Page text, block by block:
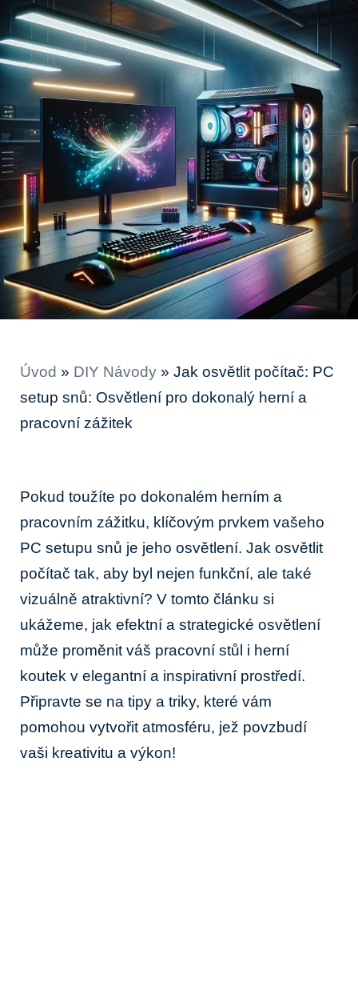
Úvod » DIY Návody » Jak osvětlit počítač: PC
setup snů: Osvětlení pro dokonalý herní a
pracovní zážitek
Pokud toužíte po dokonalém herním a
pracovním zážitku, klíčovým prvkem vašeho
PC setupu snů je jeho osvětlení. Jak osvětlit
počítač tak, aby byl nejen funkční, ale také
vizuálně atraktivní? V tomto článku si
ukážeme, jak efektní a strategické osvětlení
může proměnit váš pracovní stůl i herní
koutek v elegantní a inspirativní prostředí.
Připravte se na tipy a triky, které vám
pomohou vytvořit atmosféru, jež povzbudí
vaši kreativitu a výkon!